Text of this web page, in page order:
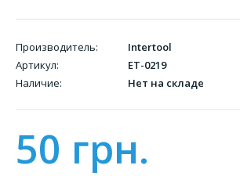
Производитель:
Intertool
Артикул:
ET-0219
Наличие:
Нет на складе
50 грн.